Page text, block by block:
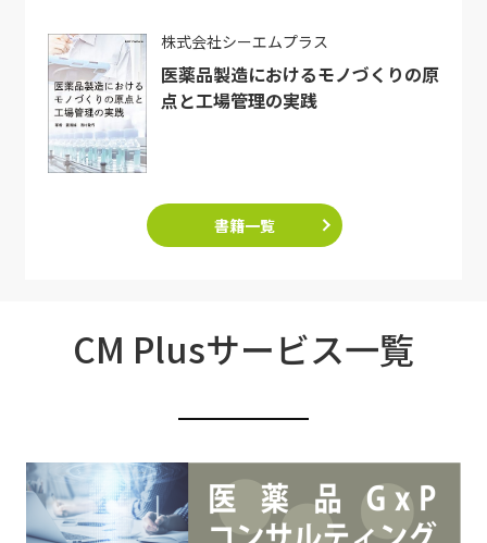
株式会社シーエムプラス
医薬品製造におけるモノづくりの原
点と工場管理の実践
書籍一覧
CM Plusサービス一覧